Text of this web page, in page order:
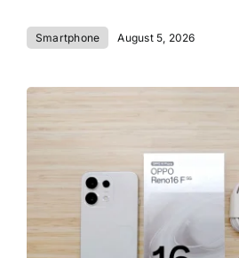
Smartphone August 5, 2026